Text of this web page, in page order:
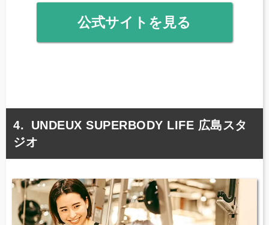
公式サイトを見る
UNDEUX SUPERBODY LIFE 広島スタ
ジオ